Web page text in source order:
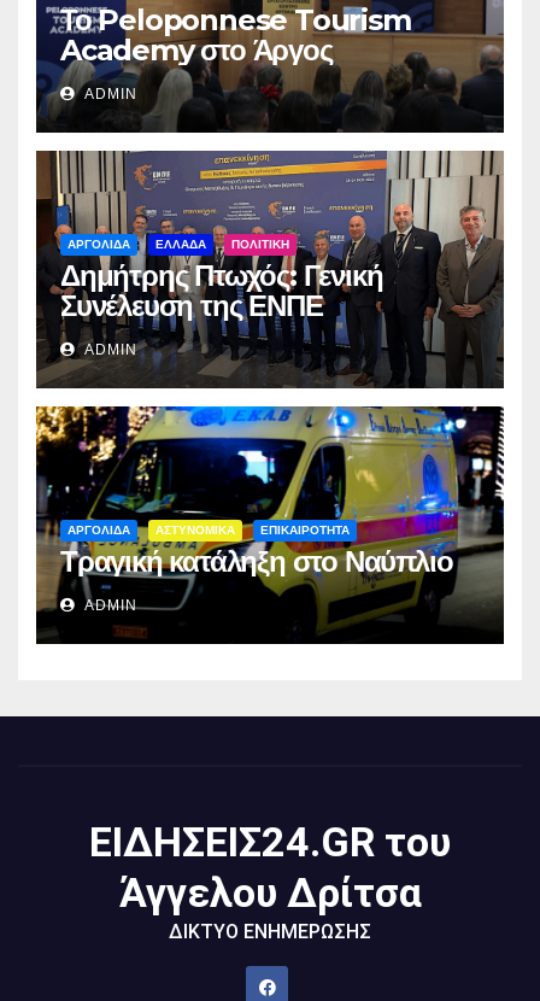
Το Peloponnese Tourism
Academy στο Άργος
ADMIN
ΑΡΓΟΛΙΔΑ ΕΛΛΑΔΑ ΠΟΛΙΤΙΚΗ
Δημήτρης Πτωχός: Γενική
Συνέλευση της ΕΝΠΕ
ADMIN
ΑΡΓΟΛΙΔΑ ΑΣΤΥΝΟΜΙΚΑ ΕΠΙΚΑΙΡΟΤΗΤΑ
Τραγική κατάληξη στο Ναύπλιο
ADMIN
ΕΙΔΗΣΕΙΣ24.GR του
Άγγελου Δρίτσα
ΔΙΚΤΥΟ ΕΝΗΜΕΡΩΣΗΣ